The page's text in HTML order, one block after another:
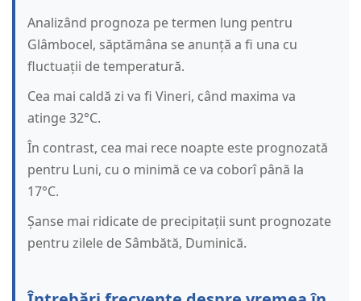
Analizând prognoza pe termen lung pentru
Glâmbocel, săptămâna se anunță a fi una cu
fluctuații de temperatură.
Cea mai caldă zi va fi Vineri, când maxima va
atinge 32°C.
În contrast, cea mai rece noapte este prognozată
pentru Luni, cu o minimă ce va coborî până la
17°C.
Șanse mai ridicate de precipitații sunt prognozate
pentru zilele de Sâmbătă, Duminică.